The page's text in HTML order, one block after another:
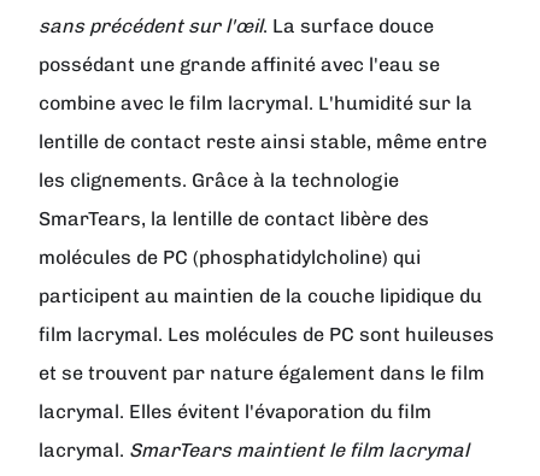
sans précédent sur l'œil. La surface douce
possédant une grande affinité avec l'eau se
combine avec le film lacrymal. L'humidité sur la
lentille de contact reste ainsi stable, même entre
les clignements. Grâce à la technologie
SmarTears, la lentille de contact libère des
molécules de PC (phosphatidylcholine) qui
participent au maintien de la couche lipidique du
film lacrymal. Les molécules de PC sont huileuses
et se trouvent par nature également dans le film
lacrymal. Elles évitent l'évaporation du film
lacrymal. SmarTears maintient le film lacrymal